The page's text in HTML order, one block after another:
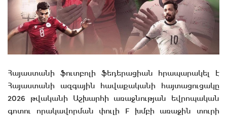
Հայաստանի ֆուտբոլի ֆեդերացիան հրապարակել է
Հայաստանի ազգային հավաքականի հայտացուցակը
2026 թվականի Աշխարհի առաջնության եվրոպական
գոտու որակավորման փուլի F խմբի առաջին տուրի